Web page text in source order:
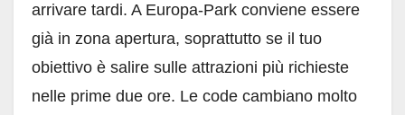
arrivare tardi. A Europa-Park conviene essere
già in zona apertura, soprattutto se il tuo
obiettivo è salire sulle attrazioni più richieste
nelle prime due ore. Le code cambiano molto